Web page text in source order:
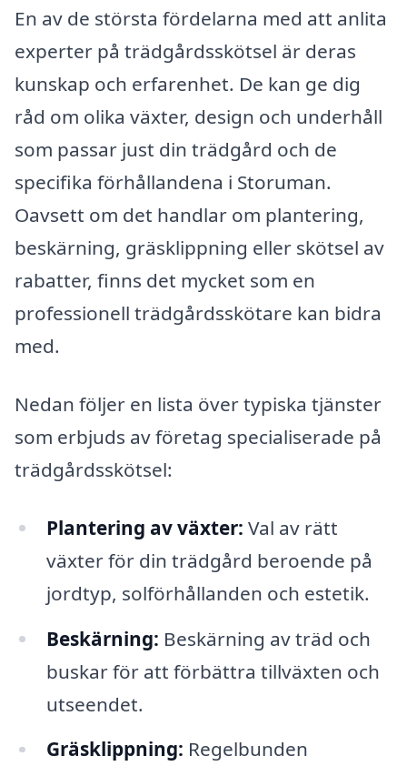
En av de största fördelarna med att anlita
experter på trädgårdsskötsel är deras
kunskap och erfarenhet. De kan ge dig
råd om olika växter, design och underhåll
som passar just din trädgård och de
specifika förhållandena i Storuman.
Oavsett om det handlar om plantering,
beskärning, gräsklippning eller skötsel av
rabatter, finns det mycket som en
professionell trädgårdsskötare kan bidra
med.
Nedan följer en lista över typiska tjänster
som erbjuds av företag specialiserade på
trädgårdsskötsel:
Plantering av växter: Val av rätt
växter för din trädgård beroende på
jordtyp, solförhållanden och estetik.
Beskärning: Beskärning av träd och
buskar för att förbättra tillväxten och
utseendet.
Gräsklippning: Regelbunden